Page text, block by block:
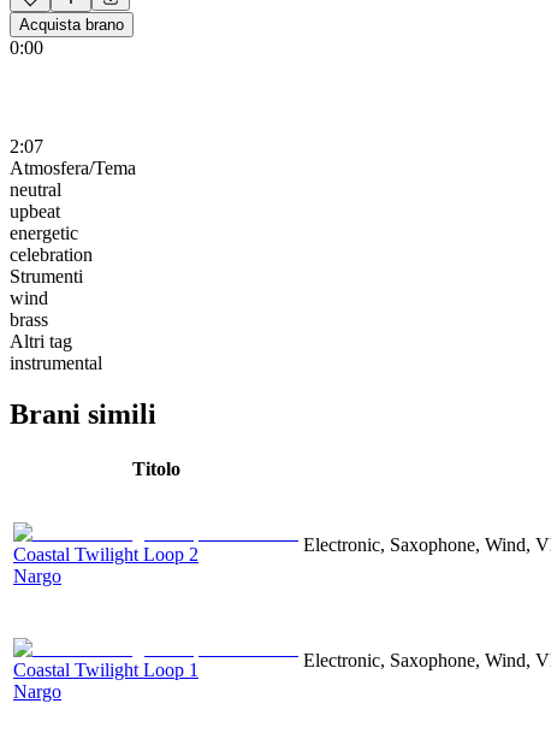
Acquista brano
0:00
2:07
Atmosfera/Tema
neutral
upbeat
energetic
celebration
Strumenti
wind
brass
Altri tag
instrumental
Brani simili
Titolo
Coastal Twilight Loop 2
Nargo
Electronic, Saxophone, Wind,
Coastal Twilight Loop 1
Nargo
Electronic, Saxophone, Wind,